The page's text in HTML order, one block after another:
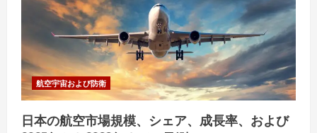
航空宇宙および防衛
日本の航空市場規模、シェア、成長率、および